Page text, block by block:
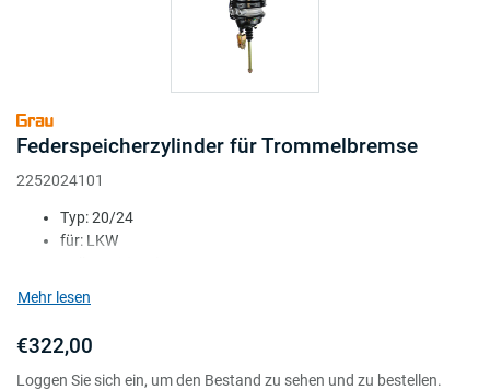
Federspeicherzylinder für Trommelbremse
2252024101
Typ: 20/24
für: LKW
Anschlüsse: M22
Mehr lesen
€322,00
Loggen Sie sich ein, um den Bestand zu sehen und zu bestellen.